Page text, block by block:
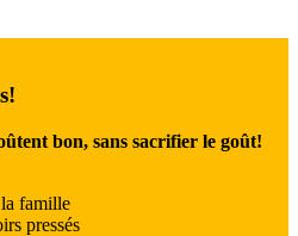
bon, sans sacrifier le goût!
famille
pressés